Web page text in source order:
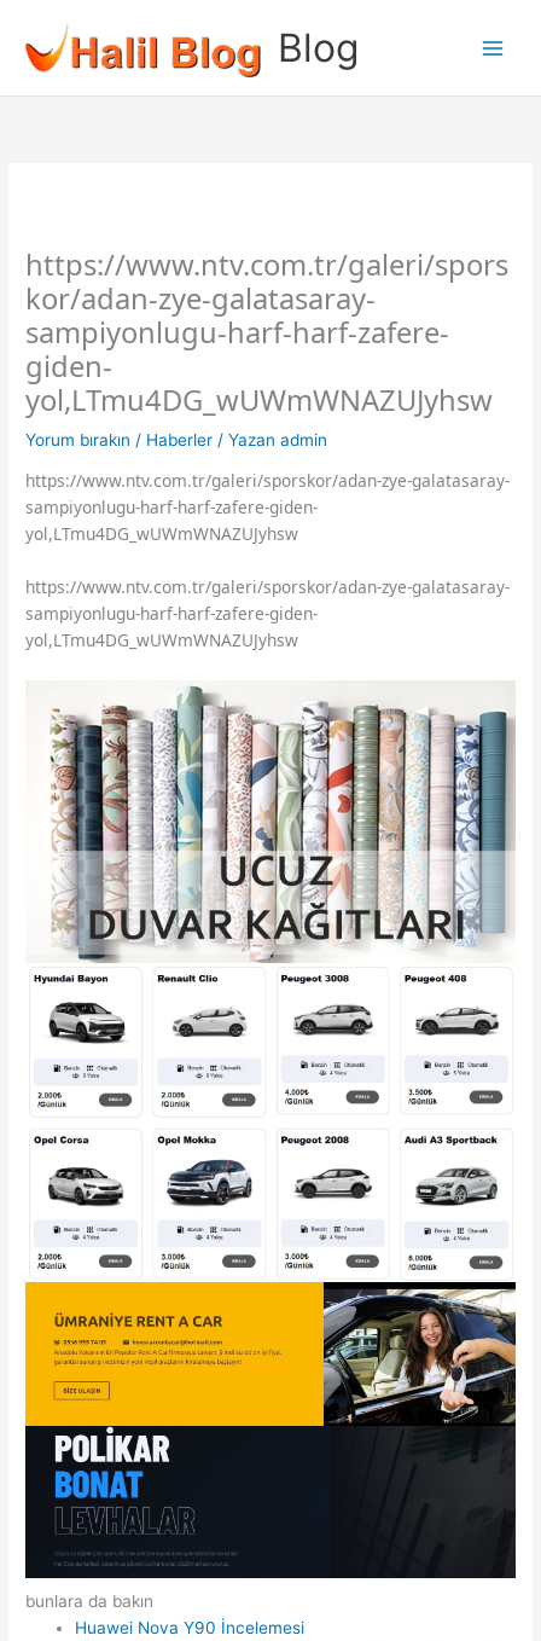
Blog
https://www.ntv.com.tr/galeri/spors
kor/adan-zye-galatasaray-
sampiyonlugu-harf-harf-zafere-
giden-
yol,LTmu4DG_wUWmWNAZUJyhsw
Yorum bırakın / Haberler / Yazan admin
https://www.ntv.com.tr/galeri/sporskor/adan-zye-galatasaray-
sampiyonlugu-harf-harf-zafere-giden-
yol,LTmu4DG_wUWmWNAZUJyhsw
https://www.ntv.com.tr/galeri/sporskor/adan-zye-galatasaray-
sampiyonlugu-harf-harf-zafere-giden-
yol,LTmu4DG_wUWmWNAZUJyhsw
bunlara da bakın
Huawei Nova Y90 İncelemesi